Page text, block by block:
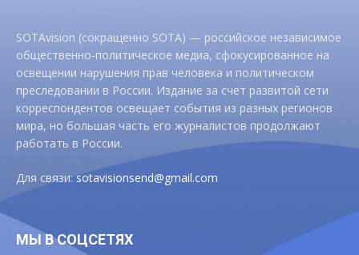
SOTAvision (сокращенно SOTA) — российское независимое
общественно-политическое медиа, сфокусированное на
освещении нарушения прав человека и политическом
преследовании в России. Издание за счет развитой сети
корреспондентов освещает события из разных регионов
мира, но большая часть его журналистов продолжают
работать в России.
Для связи:sotavisionsend@gmail.com
МЫ В СОЦСЕТЯХ